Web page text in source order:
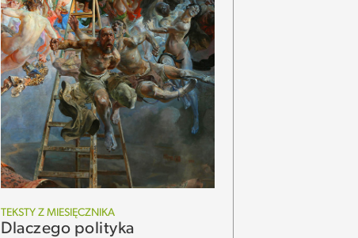
TEKSTY Z MIESIĘCZNIKA
Dlaczego polityka